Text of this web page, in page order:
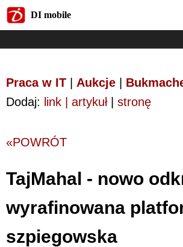
DI mobile
Praca w IT Aukcje
Dodaj: link | artykuł| stronę
«POWRÓT
TajMahal - nowo
wyrafinowana
szpiegowska
DI mobile